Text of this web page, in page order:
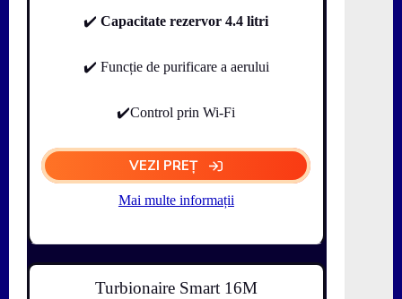
✔️Capacitate rezervor 4.4 litri
✔️ Funcție de purificare a aerului
✔️Control prin Wi-Fi
VEZI PREȚ
Mai multe informații
Turbionaire Smart 16M